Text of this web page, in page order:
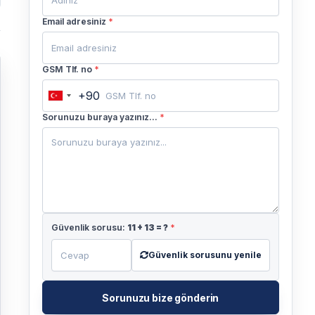
Email adresiniz *
GSM Tlf. no *
Turkey
+90
+90
Sorunuzu buraya yazınız... *
Güvenlik sorusu: 11+ 13 = ? *
Güvenlik sorusunu yenile
Sorunuzu bize gönderin